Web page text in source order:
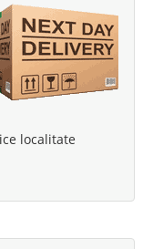
localitate